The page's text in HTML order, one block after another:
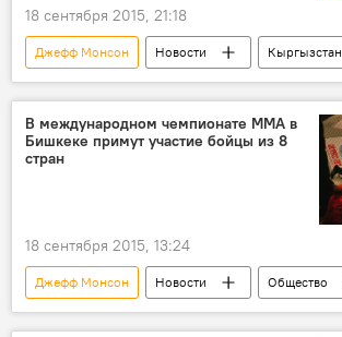
18 сентября 2015, 21:18
Джефф Монсон Новости
Кыргызстан
видео
Общество
Чемпионат MMA JFC
Бишкек
Замирбек Сыргабаев
JFC
бой
дуэль
В международном чемпионате ММА в
Бишкеке примут участие бойцы из 8
стран
18 сентября 2015, 13:24
Джефф Монсон Новости
Общество
спорт
США
Бразилия